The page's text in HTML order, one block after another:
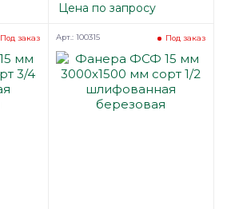
Цена по запросу
Под заказ Под заказ
Арт.: 100315